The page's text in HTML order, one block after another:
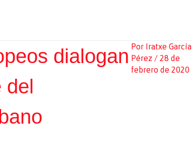
dialogan
del
Por Iratxe García
Pérez /28 de
febrero de 2020